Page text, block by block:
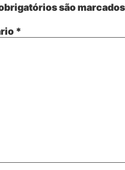
são
*